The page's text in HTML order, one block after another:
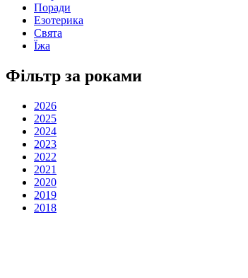
Поради
Езотерика
Свята
Їжа
Фільтр за роками
2026
2025
2024
2023
2022
2021
2020
2019
2018